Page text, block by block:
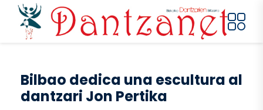
Pasar al contenido principal
Bilbao dedica una escultura al
dantzari Jon Pertika